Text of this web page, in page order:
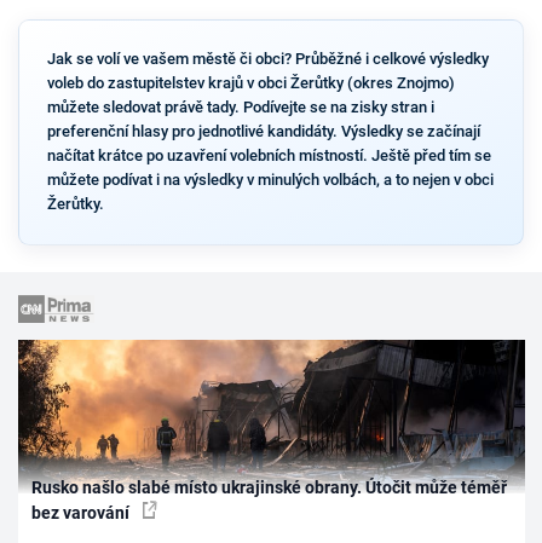
Jak se volí ve vašem městě či obci? Průběžné i celkové výsledky
voleb do zastupitelstev krajů v obci Žerůtky (okres Znojmo)
můžete sledovat právě tady. Podívejte se na zisky stran i
preferenční hlasy pro jednotlivé kandidáty. Výsledky se začínají
načítat krátce po uzavření volebních místností. Ještě před tím se
můžete podívat i na výsledky v minulých volbách, a to nejen v obci
Žerůtky.
Rusko našlo slabé místo ukrajinské obrany. Útočit může téměř
bez varování